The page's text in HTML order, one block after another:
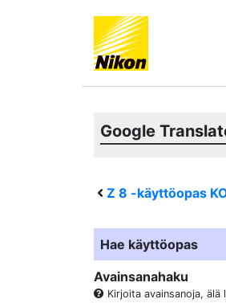
Google
Z 8 -käyttöopas
Hae käyttöopas
Avainsanahaku
Kirjoita avainsanoja, älä